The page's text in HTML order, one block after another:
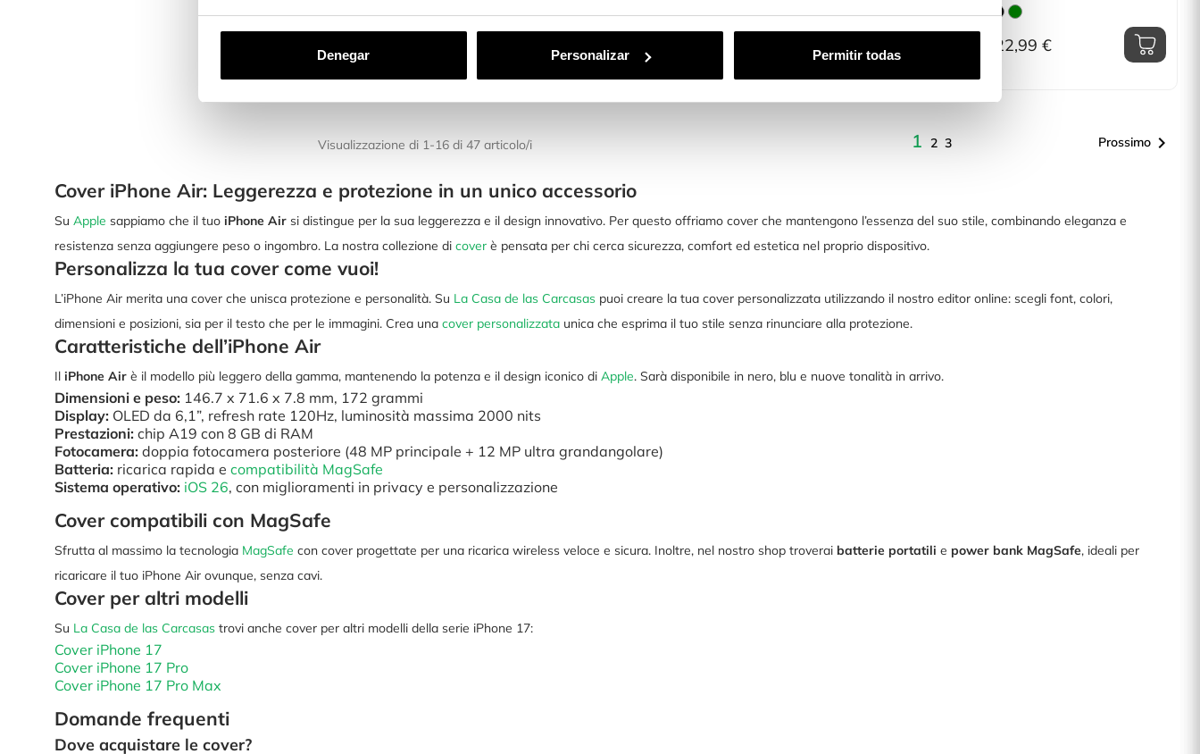
Denegar Personalizar Permitir todas
14,99 €
22,99 €
Visualizzazione di 1-16 di 47 articolo/i 1 2 3 Prossimo
Cover iPhone Air: Leggerezza e protezione in un unico accessorio
Su Apple sappiamo che il tuo iPhone Air si distingue per la sua leggerezza e il design innovativo. Per questo offriamo cover che mantengono l’essenza del suo stile, combinando eleganza e
resistenza senza aggiungere peso o ingombro. La nostra collezione di cover è pensata per chi cerca sicurezza, comfort ed estetica nel proprio dispositivo.
Personalizza la tua cover come vuoi!
L’iPhone Air merita una cover che unisca protezione e personalità. Su La Casa de las Carcasas puoi creare la tua cover personalizzata utilizzando il nostro editor online: scegli font, colori,
dimensioni e posizioni, sia per il testo che per le immagini. Crea una cover personalizzata unica che esprima il tuo stile senza rinunciare alla protezione.
Caratteristiche dell’iPhone Air
Il iPhone Air è il modello più leggero della gamma, mantenendo la potenza e il design iconico di Apple. Sarà disponibile in nero, blu e nuove tonalità in arrivo.
Dimensioni e peso: 146.7 x 71.6 x 7.8 mm, 172 grammi
Display: OLED da 6,1”, refresh rate 120Hz, luminosità massima 2000 nits
Prestazioni: chip A19 con 8 GB di RAM
Fotocamera: doppia fotocamera posteriore (48 MP principale + 12 MP ultra grandangolare)
Batteria: ricarica rapida e compatibilità MagSafe
Sistema operativo: iOS 26, con miglioramenti in privacy e personalizzazione
Cover compatibili con MagSafe
Sfrutta al massimo la tecnologia MagSafe con cover progettate per una ricarica wireless veloce e sicura. Inoltre, nel nostro shop troverai batterie portatili e power bank MagSafe, ideali per
ricaricare il tuo iPhone Air ovunque, senza cavi.
Cover per altri modelli
Su La Casa de las Carcasas trovi anche cover per altri modelli della serie iPhone 17:
Cover iPhone 17
Cover iPhone 17 Pro
Cover iPhone 17 Pro Max
Domande frequenti
Dove acquistare le cover?